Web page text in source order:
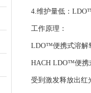
4.维护量低：
工作原理：
LDO™便携式溶解
HACH LDO™便携
受到激发释放出红